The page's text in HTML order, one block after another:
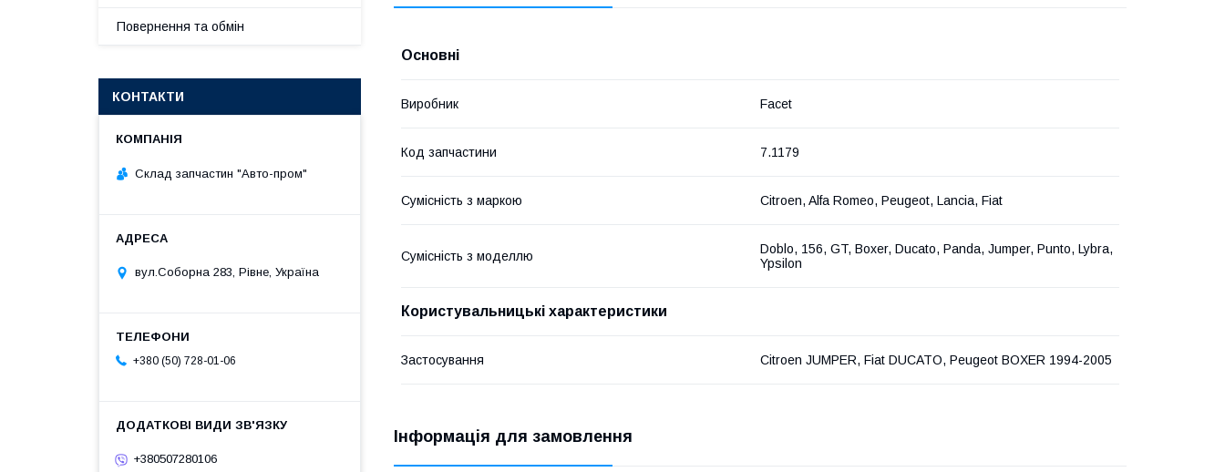
Основні
Виробник Facet
Код запчастини 7.1179
Сумісність з маркою Citroen, Alfa Romeo, Peugeot, Lancia, Fiat
Сумісність з моделлю
Doblo, 156, GT, Boxer, Ducato, Panda, Jumper, Punto, Lybra,
Ypsilon
Користувальницькі характеристики
Застосування Citroen JUMPER, Fiat DUCATO, Peugeot BOXER 1994-2005
Інформація для замовлення
Повернення та обмін
КОНТАКТИ
Склад запчастин "Авто-пром"
вул.Соборна 283, Рівне, Україна
+380 (50) 728-01-06
+380507280106